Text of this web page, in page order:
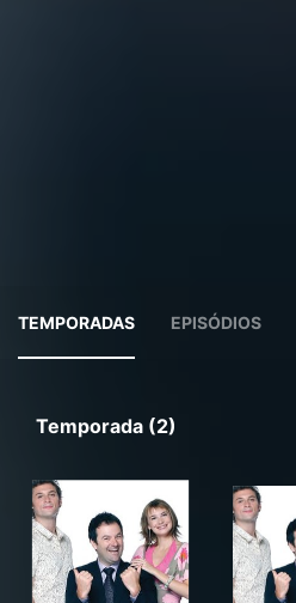
TEMPORADAS EPISÓDIOS
Temporada (2)